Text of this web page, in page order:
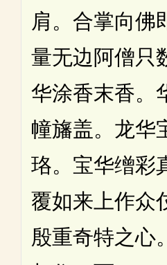
肩。合掌向佛
量无边阿僧只
华涂香末香。
幢旛盖。龙华
珞。宝华缯彩
覆如来上作众
殷重奇特之心